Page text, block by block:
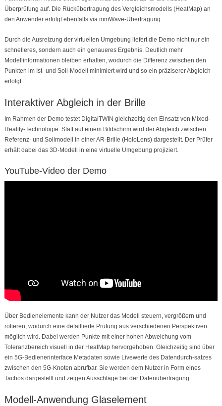
Überprüfung auf. Die Rückübertragung des Vergleichsmodells (HeatMap) an
den Anwender erfolgt ebenfalls via mmWave-Übertragung.
Durch die Ausreizung der virtuellen Umgebung liefert die Demo nicht nur ein
schnelleres, sondern auch ein genaueres Ergebnis. Deutlich mehr
Modellinformationen bleiben erhalten, wodurch die Differenz zwischen den
Punkten im Ist- und Soll-Modell minimiert wird und so ein präziserer Abgleich
erfolgt.
Interaktiver Abgleich in der Brille
Im Rahmen der Demo testet DigitalTWIN gleichzeitig den Einsatz von Mixed-
Reality-Technologie: Statt auf einem Bildschirm wird der Abgleich zwischen
Referenz- und Sollmodell in einer AR-Brille (HoloLens) dargestellt. Der Prüfer
erhält dabei das 3D-Modell in eine virtuelle Umgebung projiziert.
YouTube-Video der Demo
Über Bedienelemente kann der Nutzer das Modell steuern, vergrößern und
rotieren, wodurch eine detaillierte Prüfung aus verschiedenen Perspektiven
möglich wird. Dabei werden Punkte mit einer hohen Abweichung vom
Toleranzbereich visuell in der HeatMap hervorgehoben. Gleichzeitig sind über
ein 5G-Bedienerinterface Metadaten sowie Livewerte des Datendurch-satzes
zwischen den 5G-Knoten abrufbar. Sie werden dem Nutzer in Form eines
Tachos dargestellt und zeigen Ausschläge bei der Datenübertragung.
Modell-Anwendung Glaselement